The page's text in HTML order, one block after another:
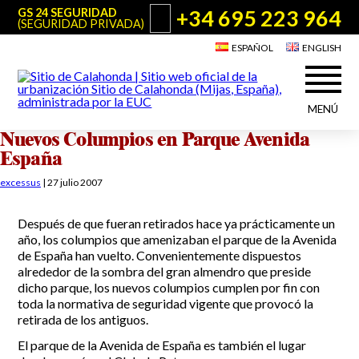
GS 24 SEGURIDAD
(SEGURIDAD PRIVADA)
+34 695 223 964
ESPAÑOL ENGLISH
MENÚ
Acerca de Sitio de Calahonda
Quiénes somos
Servicios de la EUC
Estatutos
Actas e Informes Anuales
Sitio de Calahonda en cifras
Contactar
Utilidades para Residentes y Visitantes
Plano de Calahonda
Transporte
El reciclado de nuestros residuos
Noticias
Teléfonos de interés
©2026 E.U.C.
Sitio de Calahonda, Calle Monte Paraíso, 6, 29649 Mijas Costa.
NIF: G29178803.
Nuevos Columpios en Parque Avenida
España
excessus | 27 julio 2007
Después de que fueran retirados hace ya prácticamente un
año, los columpios que amenizaban el parque de la Avenida
de España han vuelto. Convenientemente dispuestos
alrededor de la sombra del gran almendro que preside
dicho parque, los nuevos columpios cumplen por fin con
toda la normativa de seguridad vigente que provocó la
retirada de los antiguos.
El parque de la Avenida de España es también el lugar